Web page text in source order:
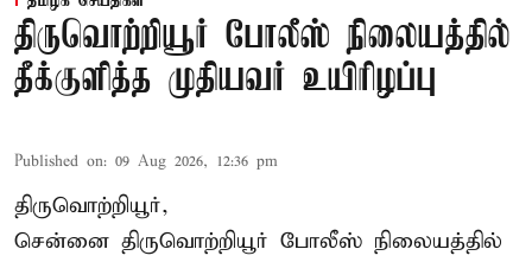
திருவொற்றியூர் போலீஸ் நிலையத்தில்
தீக்குளித்த முதியவர் உயிரிழப்பு
Published on: 09 Aug 2026, 12:36 pm
திருவொற்றியூர்,
சென்னை திருவொற்றியூர் போலீஸ் நிலையத்தில்